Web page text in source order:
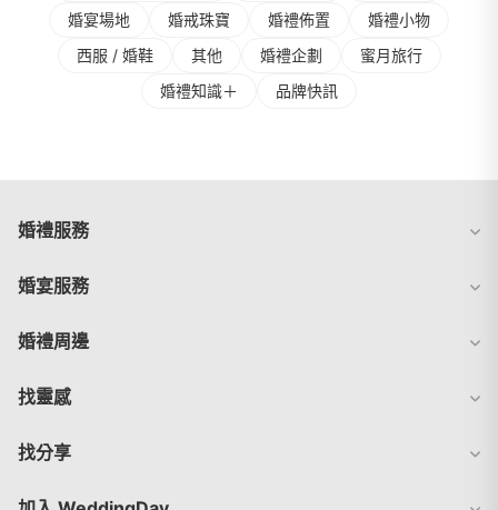
婚宴場地
婚戒珠寶 婚禮佈置
婚禮⼩物
⻄服 / 婚鞋
其他 婚禮企劃
蜜⽉旅⾏
婚禮知識＋
品牌快訊
婚禮服務
婚宴服務
婚禮周邊
找靈感
找分享